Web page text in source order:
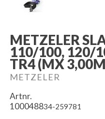
METZELER
110/100, 120/
TR4 (MX
METZELER
Artnr.
100048834-259781